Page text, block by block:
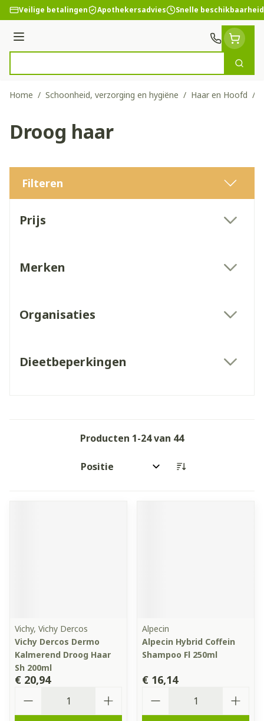
Ga naar de inhoud
Veilige betalingen Apothekersadvies Snelle beschikbaarheid
Menu
Zoek
Home / Schoonheid, verzorging en hygiëne / Haar en Hoofd /
Droog haar
Filteren
Prijs
Merken
Organisaties
Dieetbeperkingen
Producten 1-24van 44
Sorteer op:
Vichy, Vichy Dercos
Vichy Dercos Dermo
Kalmerend Droog Haar
Sh 200ml
€ 20,94
Alpecin
Alpecin Hybrid Coffein
Shampoo Fl 250ml
€ 16,14